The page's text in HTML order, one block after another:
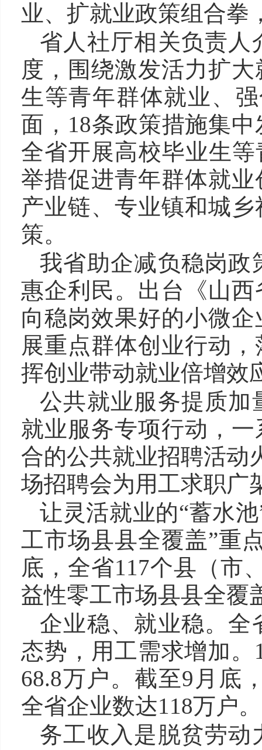
业、扩就业政策组合拳
省人社厅相关负责人
度，围绕激发活力扩
生等青年群体就业、
面，18条政策措施集
全省开展高校毕业生
举措促进青年群体就
产业链、专业镇和城
策。
我省助企减负稳岗政
惠企利民。出台《山
向稳岗效果好的小微
展重点群体创业行动
挥创业带动就业倍增效
公共就业服务提质加
就业服务专项行动，
合的公共就业招聘活动
场招聘会为用工求职广
让灵活就业的“蓄水
工市场县县全覆盖”重
底，全省117个县（市
益性零工市场县县全覆
企业稳、就业稳。全
态势，用工需求增加
68.8万户。截至9月底
全省企业数达118万户。
务工收入是脱贫劳动